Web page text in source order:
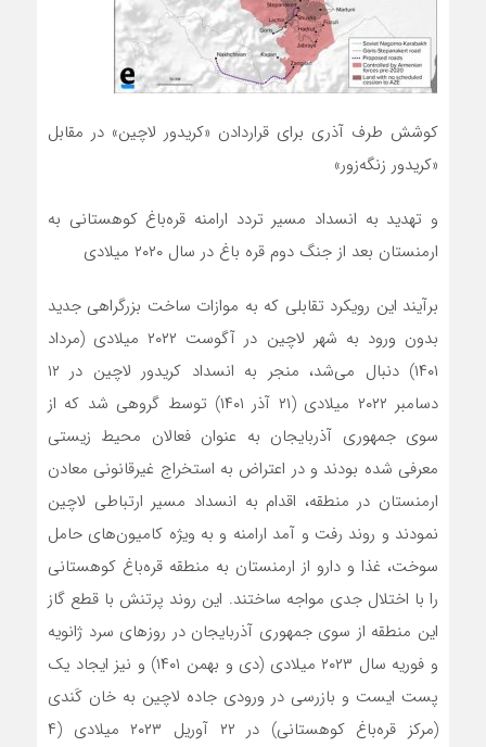
کوشش طرف آذری برای قراردادن «کریدور لاچین» در مقابل
«کریدور زنگه‌زور»
و تهدید به انسداد مسیر تردد ارامنه قره‌باغ کوهستانی به
ارمنستان بعد از جنگ دوم قره باغ در سال ۲۰۲۰ میلادی
برآیند این رویکرد تقابلی که به موازات ساخت بزرگراهی جدید
بدون ورود به شهر لاچین در آگوست ۲۰۲۲ میلادی (مرداد
۱۴۰۱) دنبال می‌شد، منجر به انسداد کریدور لاچین در ۱۲
دسامبر ۲۰۲۲ میلادی (۲۱ آذر ۱۴۰۱) توسط گروهی شد که از
سوی جمهوری آذربایجان به عنوان فعالان محیط زیستی
معرفی شده بودند و در اعتراض به استخراج غیرقانونی معادن
ارمنستان در منطقه، اقدام به انسداد مسیر ارتباطی لاچین
نمودند و روند رفت و آمد ارامنه و به ویژه کامیون‌های حامل
سوخت، غذا و دارو از ارمنستان به منطقه ‌قره‌باغ کوهستانی
را با اختلال جدی مواجه ساختند. این روند پرتنش با قطع گاز
این منطقه از سوی جمهوری آذربایجان در روزهای سرد ژانویه
و فوریه سال ۲۰۲۳ میلادی (دی و بهمن ۱۴۰۱) و نیز ایجاد یک
پست ایست و بازرسی در ورودی جاده لاچین به خان کَندی
(مرکز ‌قره‌باغ کوهستانی) در ۲۲ آوریل ۲۰۲۳ میلادی (۴